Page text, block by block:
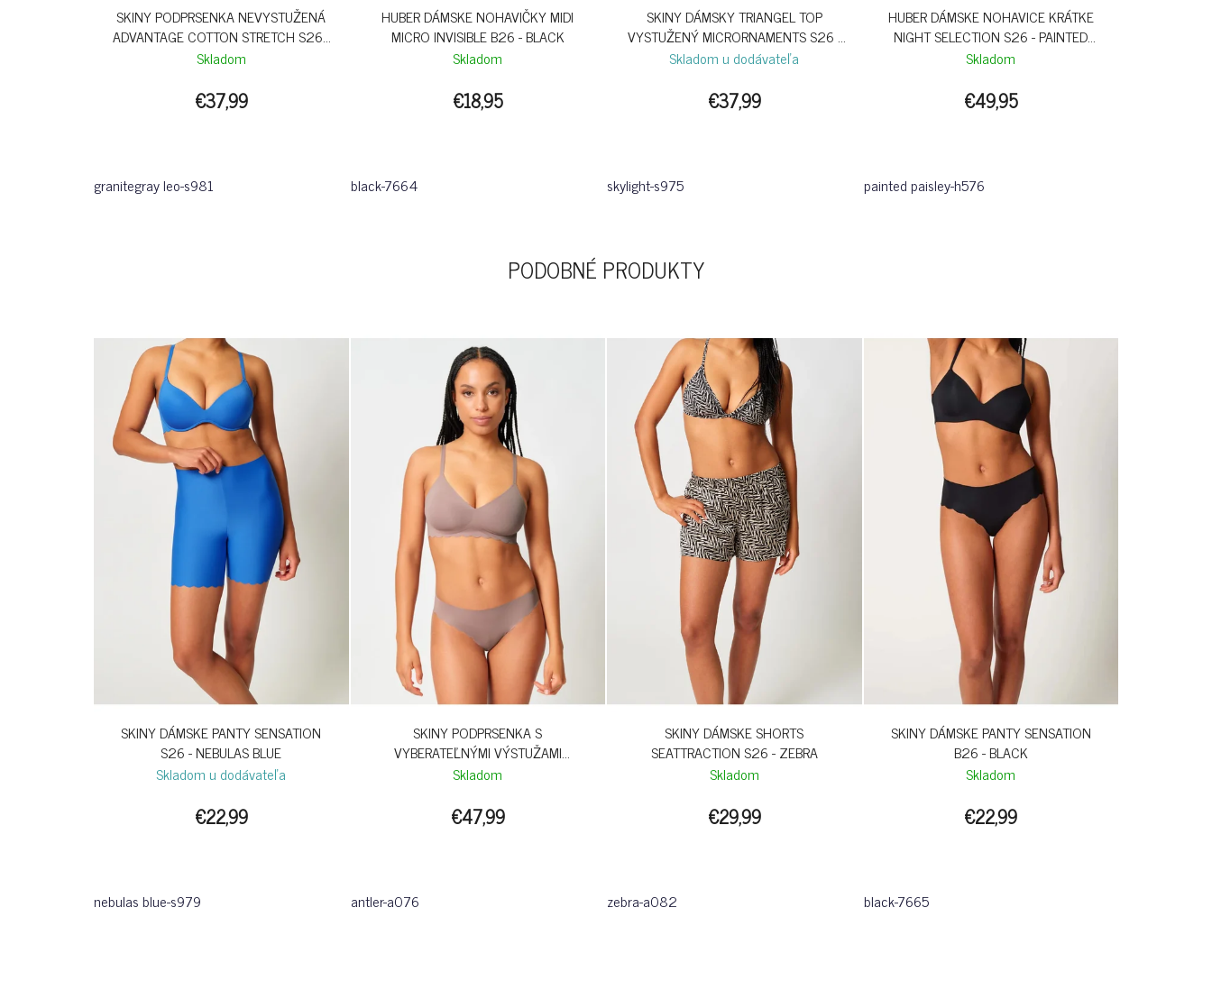
SKINY PODPRSENKA NEVYSTUŽENÁ
ADVANTAGE COTTON STRETCH S26 -
GRANITLEO
Skladom
€37,99
granitegray leo-s981
HUBER DÁMSKE NOHAVIČKY MIDI
MICRO INVISIBLE B26 - BLACK
Skladom
€18,95
black-7664
SKINY DÁMSKY TRIANGEL TOP
VYSTUŽENÝ MICRORNAMENTS S26 -
SKYLIGHT
Skladom u dodávateľa
€37,99
skylight-s975
HUBER DÁMSKE NOHAVICE KRÁTKE
NIGHT SELECTION S26 - PAINTED
PAISLEY
Skladom
€49,95
painted paisley-h576
PODOBNÉ PRODUKTY
SKINY DÁMSKE PANTY SENSATION
S26 - NEBULAS BLUE
Skladom u dodávateľa
€22,99
nebulas blue-s979
SKINY PODPRSENKA S
VYBERATEĽNÝMI VÝSTUŽAMI
SENSATION S26 - ANTLER
Skladom
€47,99
antler-a076
SKINY DÁMSKE SHORTS
SEATTRACTION S26 - ZEBRA
Skladom
€29,99
zebra-a082
SKINY DÁMSKE PANTY SENSATION
B26 - BLACK
Skladom
€22,99
black-7665